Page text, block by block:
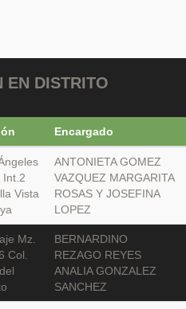
EN DISTRITO
Encargado
Int.2
Vista
ANTONIETA GOMEZ
VAZQUEZ MARGARITA
ROSAS Y JOSEFINA
LOPEZ
Mz.
Col.
BERNARDINO
REZAGO REYES
ANALIA GONZALEZ
SANCHEZ